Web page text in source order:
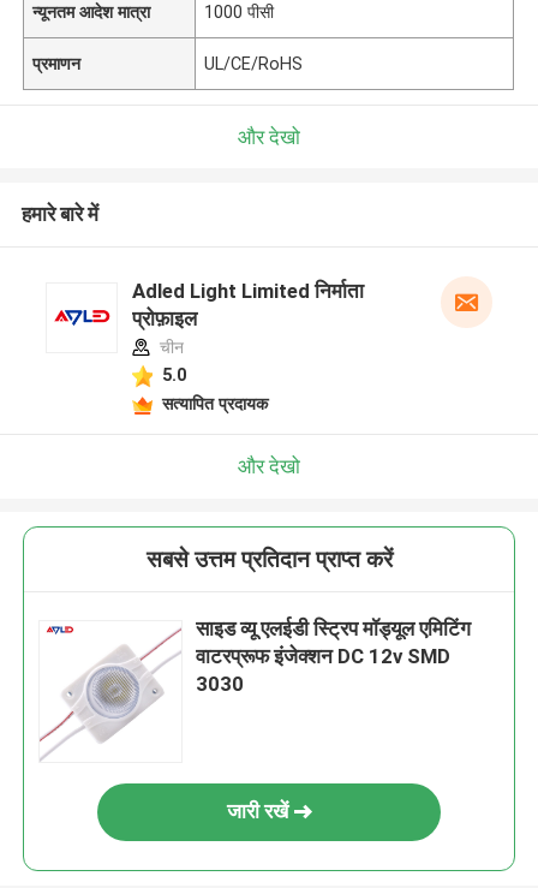
न्यूनतम आदेश मात्रा 1000 पीसी
प्रमाणन UL/CE/RoHS
और देखो
हमारे बारे में
Adled Light Limited निर्माता
प्रोफ़ाइल
चीन
5.0
सत्यापित प्रदायक
और देखो
सबसे उत्तम प्रतिदान प्राप्त करें
साइड व्यू एलईडी स्ट्रिप मॉड्यूल एमिटिंग
वाटरप्रूफ इंजेक्शन DC 12v SMD
3030
जारी रखें